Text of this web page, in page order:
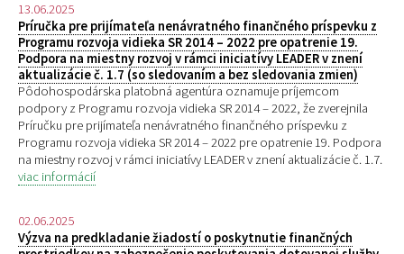
13.06.2025
Príručka pre prijímateľa nenávratného finančného príspevku z
Programu rozvoja vidieka SR 2014 – 2022 pre opatrenie 19.
Podpora na miestny rozvoj v rámci iniciatívy LEADER v znení
aktualizácie č. 1.7 (so sledovaním a bez sledovania zmien)
Pôdohospodárska platobná agentúra oznamuje príjemcom
podpory z Programu rozvoja vidieka SR 2014 – 2022, že zverejnila
Príručku pre prijímateľa nenávratného finančného príspevku z
Programu rozvoja vidieka SR 2014 – 2022 pre opatrenie 19. Podpora
na miestny rozvoj v rámci iniciatívy LEADER v znení aktualizácie č. 1.7.
viac informácií
02.06.2025
Výzva na predkladanie žiadostí o poskytnutie finančných